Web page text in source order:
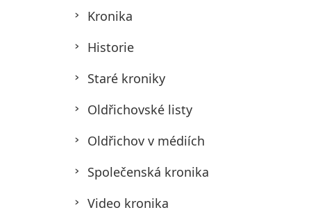
Kronika
Historie
Staré kroniky
Oldřichovské listy
Oldřichov v médiích
Společenská kronika
Video kronika